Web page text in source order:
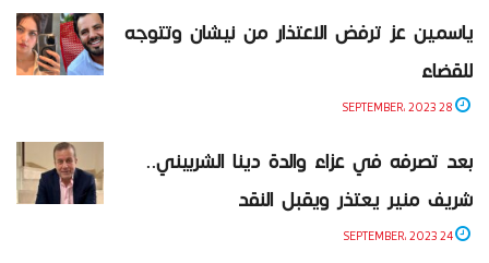
ياسمين عز ترفض الاعتذار من نيشان وتتوجه
للقضاء
بعد تصرفه في عزاء والدة دينا الشربيني..
شريف منير يعتذر ويقبل النقد